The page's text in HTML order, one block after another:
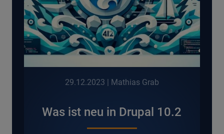
29.12.2023 | Mathias Grab
Was ist neu in Drupal 10.2